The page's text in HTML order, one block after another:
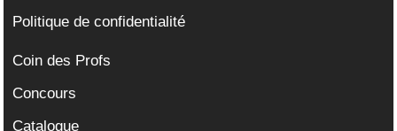
Politique de confidentialité
Coin des Profs
Concours
Catalogue